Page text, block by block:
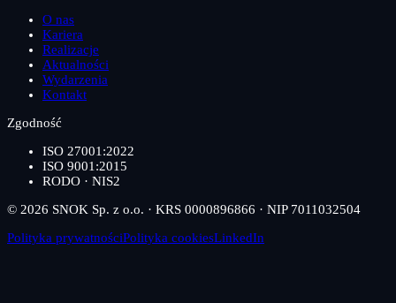
O nas
Kariera
Realizacje
Aktualności
Wydarzenia
Kontakt
Zgodność
ISO 27001:2022
ISO 9001:2015
RODO · NIS2
© 2026 SNOK Sp. z o.o. · KRS 0000896866 · NIP 7011032504
Polityka prywatnościPolityka cookiesLinkedIn